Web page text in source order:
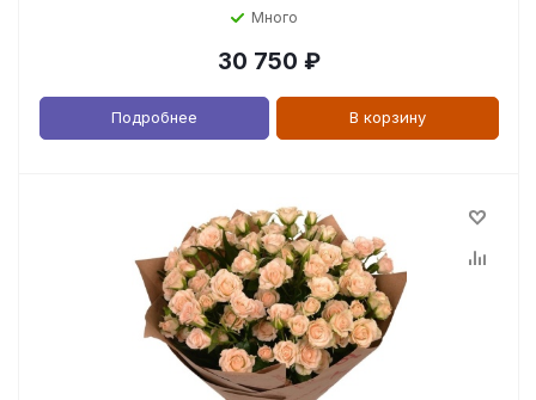
Много
30 750 ₽
Подробнее В корзину